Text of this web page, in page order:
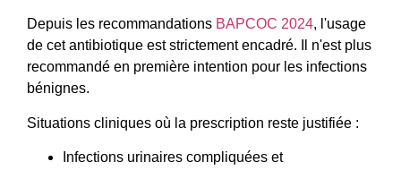
Depuis les recommandations BAPCOC 2024, l'usage
de cet antibiotique est strictement encadré. Il n'est plus
recommandé en première intention pour les infections
bénignes.
Situations cliniques où la prescription reste justifiée :
Infections urinaires compliquées et